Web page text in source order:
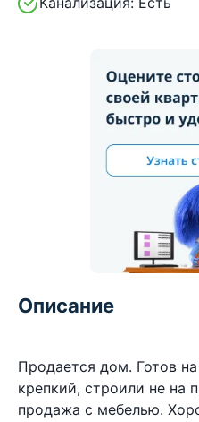
Описание
Продается дом. Готов
крепкий, строили не на
продажа с мебелью.